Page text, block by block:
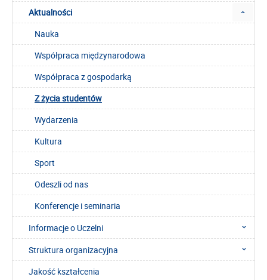
Aktualności
Nauka
Współpraca międzynarodowa
Współpraca z gospodarką
Z życia studentów
Wydarzenia
Kultura
Sport
Odeszli od nas
Konferencje i seminaria
Informacje o Uczelni
Struktura organizacyjna
Jakość kształcenia